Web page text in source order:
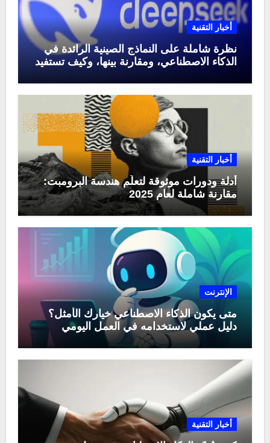
أخبار التقنية
نظرة شاملة على النماذج الصينية الرائدة في
الذكاء الاصطناعي، ومقارنة بينها، وكيف تستفيد
أخبار التقنية
أدلة ودورات موثوقة لتعلّم هندسة البرومبت:
مقارنة شاملة لعام 2025
الإنترنت
متى يكون الذكاء الاصطناعي خيارك الأمثل؟
دليل عملي لاستخدامه في العمل اليومي
أخبار التقنية